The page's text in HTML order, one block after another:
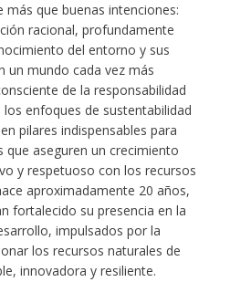
más que buenas intenciones:
racional, profundamente
del entorno y sus
un mundo cada vez más
de la responsabilidad
enfoques de sustentabilidad
pilares indispensables para
que aseguren un crecimiento
y respetuoso con los recursos
aproximadamente 20 años,
fortalecido su presencia en la
impulsados por la
los recursos naturales de
innovadora y resiliente.